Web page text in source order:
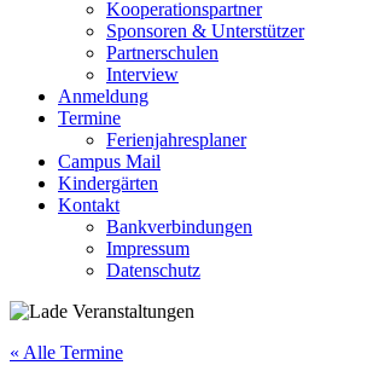
Kooperationspartner
Sponsoren & Unterstützer
Partnerschulen
Interview
Anmeldung
Termine
Ferienjahresplaner
Campus Mail
Kindergärten
Kontakt
Bankverbindungen
Impressum
Datenschutz
« Alle Termine